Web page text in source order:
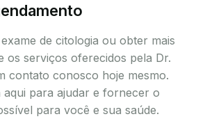
de citologia ou obter mais
os serviços oferecidos pela Dr.
contato conosco hoje mesmo.
aqui para ajudar e fornecer o
para você e sua saúde.